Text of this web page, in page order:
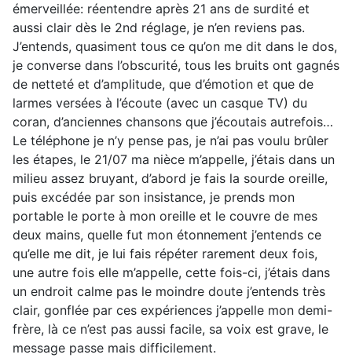
émerveillée: réentendre après 21 ans de surdité et
aussi clair dès le 2nd réglage, je n’en reviens pas.
J’entends, quasiment tous ce qu’on me dit dans le dos,
je converse dans l’obscurité, tous les bruits ont gagnés
de netteté et d’amplitude, que d’émotion et que de
larmes versées à l’écoute (avec un casque TV) du
coran, d’anciennes chansons que j’écoutais autrefois…
Le téléphone je n’y pense pas, je n’ai pas voulu brûler
les étapes, le 21/07 ma nièce m’appelle, j’étais dans un
milieu assez bruyant, d’abord je fais la sourde oreille,
puis excédée par son insistance, je prends mon
portable le porte à mon oreille et le couvre de mes
deux mains, quelle fut mon étonnement j’entends ce
qu’elle me dit, je lui fais répéter rarement deux fois,
une autre fois elle m’appelle, cette fois-ci, j’étais dans
un endroit calme pas le moindre doute j’entends très
clair, gonflée par ces expériences j’appelle mon demi-
frère, là ce n’est pas aussi facile, sa voix est grave, le
message passe mais difficilement.